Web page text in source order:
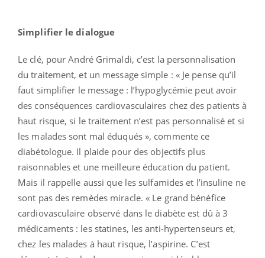
Simplifier le dialogue
Le clé, pour André Grimaldi, c’est la personnalisation
du traitement, et un message simple : « Je pense qu’il
faut simplifier le message : l’hypoglycémie peut avoir
des conséquences cardiovasculaires chez des patients à
haut risque, si le traitement n’est pas personnalisé et si
les malades sont mal éduqués », commente ce
diabétologue. Il plaide pour des objectifs plus
raisonnables et une meilleure éducation du patient.
Mais il rappelle aussi que les sulfamides et l’insuline ne
sont pas des remèdes miracle. « Le grand bénéfice
cardiovasculaire observé dans le diabète est dû à 3
médicaments : les statines, les anti-hypertenseurs et,
chez les malades à haut risque, l’aspirine. C’est